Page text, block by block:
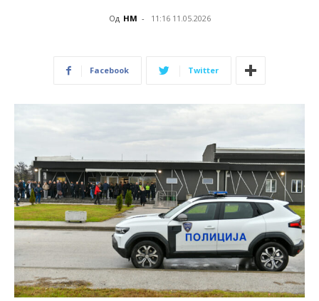
Од НМ - 11:16 11.05.2026
Facebook Twitter